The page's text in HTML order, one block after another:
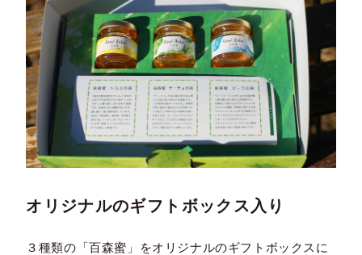
オリジナルのギフトボックス入り
３種類の「百森蜜」をオリジナルのギフトボックスに